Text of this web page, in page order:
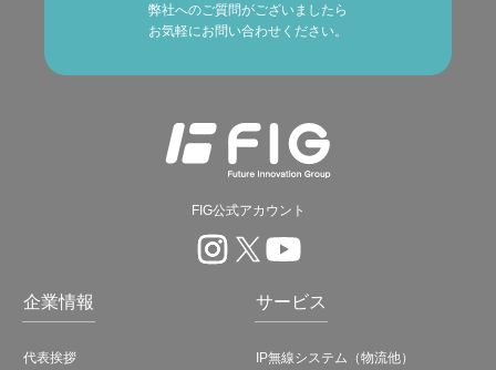
弊社へのご質問がございましたら
お気軽にお問い合わせください。
FIG公式アカウント
企業情報
代表挨拶
サービス
IP無線システム（物流他）